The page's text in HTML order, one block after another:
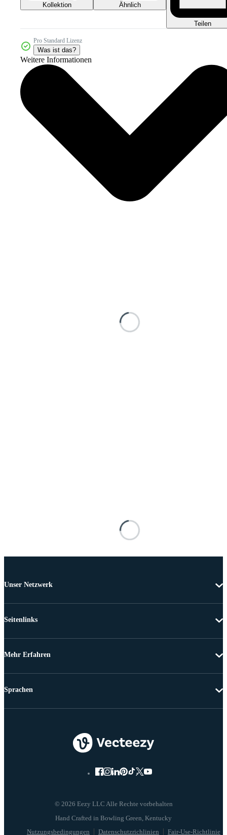
Kollektion Ähnlich
Teilen
Pro Standard Lizenz
Was ist das?
Weitere Informationen
Unser Netzwerk
Seitenlinks
Mehr Erfahren
© 2026 Eezy LLC Alle Rechte vorbehalten
Nutzungsbedingungen Datenschutzrichlinien Fair-Use-Richtlinie
Sprachen